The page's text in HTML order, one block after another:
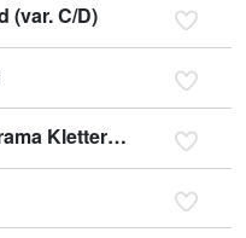
(var. C/D)
Gitschenwand Panorama Klettersteig